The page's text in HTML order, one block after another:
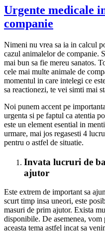
Urgente medicale
companie
Nimeni nu vrea sa ia in calcul
cazul animalelor de companie.
mai bun sa fie mereu sanatos.
cele mai multe animale de
momentul in care intelegi ce
sa reactionezi, te vei simti mai
Noi punem accent pe
urgenta si pe faptul ca atentia
este un element esential in
urmare, mai jos regasesti 4
pentru o astfel de situatie.
Invata lucruri de
ajutor
Este extrem de important sa
scurt timp insa uneori, este
masuri de prim ajutor. Exista
disponibile. De asemenea,
aceasta tema astfel incat sa